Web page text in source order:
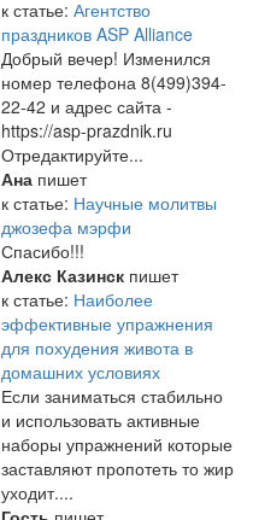
к статье: Агентство
праздников ASP Alliance
Добрый вечер! Изменился
номер телефона 8(499)394-
22-42 и адрес сайта -
https://asp-prazdnik.ru
Отредактируйте...
Ана пишет
к статье: Научные молитвы
джозефа мэрфи
Спасибо!!!
Алекс Казинск пишет
к статье: Наиболее
эффективные упражнения
для похудения живота в
домашних условиях
Если заниматься стабильно
и использовать активные
наборы упражнений которые
заставляют пропотеть то жир
уходит....